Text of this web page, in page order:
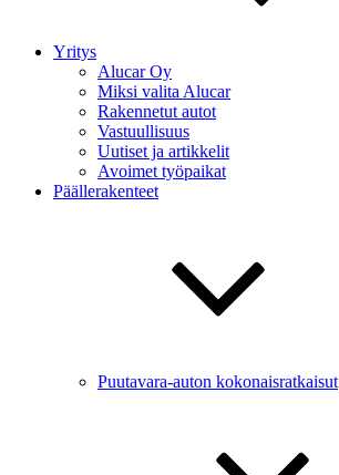
Yritys
Alucar Oy
Miksi valita Alucar
Rakennetut autot
Vastuullisuus
Uutiset ja artikkelit
Avoimet työpaikat
Päällerakenteet
Puutavara-auton kokonaisratkaisut